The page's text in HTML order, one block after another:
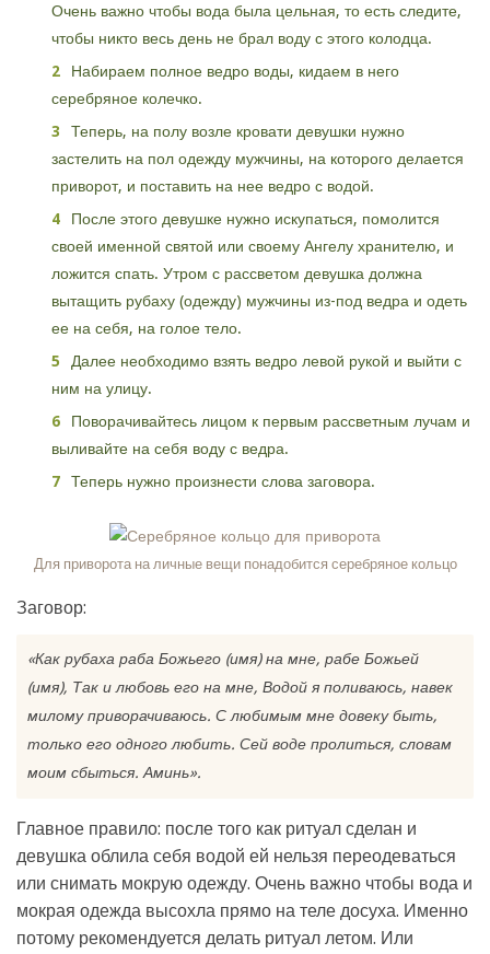
Очень важно чтобы вода была цельная, то есть следите,
чтобы никто весь день не брал воду с этого колодца.
Набираем полное ведро воды, кидаем в него
серебряное колечко.
Теперь, на полу возле кровати девушки нужно
застелить на пол одежду мужчины, на которого делается
приворот, и поставить на нее ведро с водой.
После этого девушке нужно искупаться, помолится
своей именной святой или своему Ангелу хранителю, и
ложится спать. Утром с рассветом девушка должна
вытащить рубаху (одежду) мужчины из-под ведра и одеть
ее на себя, на голое тело.
Далее необходимо взять ведро левой рукой и выйти с
ним на улицу.
Поворачивайтесь лицом к первым рассветным лучам и
выливайте на себя воду с ведра.
Теперь нужно произнести слова заговора.
Для приворота на личные вещи понадобится серебряное кольцо
Заговор:
«Как рубаха раба Божьего (имя) на мне, рабе Божьей
(имя), Так и любовь его на мне, Водой я поливаюсь, навек
милому приворачиваюсь. С любимым мне довеку быть,
только его одного любить. Сей воде пролиться, словам
моим сбыться. Аминь».
Главное правило: после того как ритуал сделан и
девушка облила себя водой ей нельзя переодеваться
или снимать мокрую одежду. Очень важно чтобы вода и
мокрая одежда высохла прямо на теле досуха. Именно
потому рекомендуется делать ритуал летом. Или